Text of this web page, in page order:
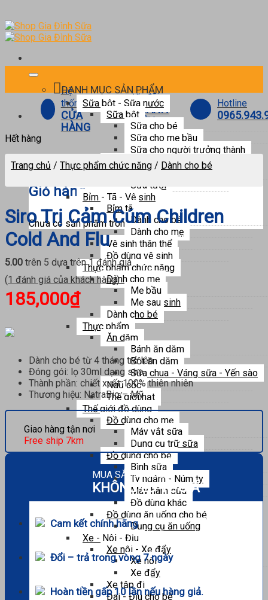
to
content
Hệ
thống
CỬA
HÀNG
Ưu đãi
THÀNH
VIÊN
Hotline
Giỏ hàng
Chưa có sản phẩm trong giỏ hàng.
DANH MỤC SẢN PHẨM
Sữa bột - Sữa nước
Sữa bột
Sữa cho bé
Sữa cho mẹ bầu
Sữa cho người trưởng thành
Sữa nước
Sữa pha sẵn
Sữa tươi
Bỉm - Tã - Vệ sinh
Bỉm tã
Dành cho bé
Dành cho mẹ
Vệ sinh thân thể
Đồ dùng vệ sinh
Thực phẩm chức năng
Dành cho mẹ
Mẹ bầu
Mẹ sau sinh
Dành cho bé
Thực phẩm
Ăn dặm
Bánh ăn dặm
Bột ăn dặm
Sữa chua - Váng sữa - Yến sào
Ngũ cốc
Thế giới hạt
Thế giới đồ dùng
Đồ dùng cho mẹ
Máy vắt sữa
Dụng cụ trữ sữa
Đồ dùng cho bé
Bình sữa
Ty ngậm - Núm ty
Máy hâm sữa
Đồ dùng khác
Đồ dùng ăn uống cho bé
Dụng cụ ăn uống
Xe - Nôi - Địu
Xe nôi - Xe đẩy
Xe nôi
Xe đẩy
Xe tập đi
Đai - Địu cho bé
Trang chủ / Thực phẩm chức năng / Dành cho bé
Siro Trị Cảm Cúm Children
Cold And Flu
5.00 trên 5 dựa trên1đánh giá
(1 đánh giá của khách hàng)
185,000₫
Dành cho bé từ 4 tháng trở lên
Đóng gói: lọ 30ml dạng siro
Thành phần: chiết xuất 100% thiên nhiên
Thương hiệu: NatraBio – Mỹ
Hết hàng
Giao hàng tận nơi
Free ship 7km
MUA SẮM THẢ GA
KHÔNG LO VỀ GIÁ
Cam kết chính hãng
Đổi – trả trong vòng 7 ngày
Hoàn tiền gấp 10 lần nếu hàng giả.